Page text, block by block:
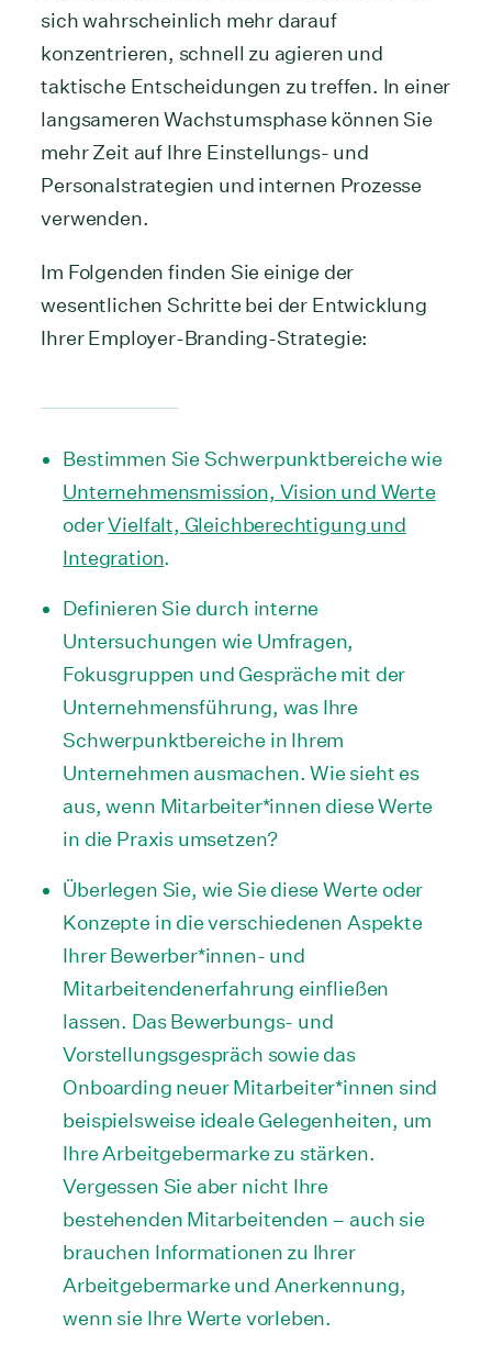
sich wahrscheinlich mehr darauf
konzentrieren, schnell zu agieren und
taktische Entscheidungen zu treffen. In einer
langsameren Wachstumsphase können Sie
mehr Zeit auf Ihre Einstellungs- und
Personalstrategien und internen Prozesse
verwenden.
Im Folgenden finden Sie einige der
wesentlichen Schritte bei der Entwicklung
Ihrer Employer-Branding-Strategie:
Bestimmen Sie Schwerpunktbereiche wie
Unternehmensmission, Vision und Werte
oderVielfalt, Gleichberechtigung und
Integration.
Definieren Sie durch interne
Untersuchungen wie Umfragen,
Fokusgruppen und Gespräche mit der
Unternehmensführung, was Ihre
Schwerpunktbereiche in Ihrem
Unternehmen ausmachen. Wie sieht es
aus, wenn Mitarbeiter*innen diese Werte
in die Praxis umsetzen?
Überlegen Sie, wie Sie diese Werte oder
Konzepte in die verschiedenen Aspekte
Ihrer Bewerber*innen- und
Mitarbeitendenerfahrung einfließen
lassen. Das Bewerbungs- und
Vorstellungsgespräch sowie das
Onboarding neuer Mitarbeiter*innen sind
beispielsweise ideale Gelegenheiten, um
Ihre Arbeitgebermarke zu stärken.
Vergessen Sie aber nicht Ihre
bestehenden Mitarbeitenden – auch sie
brauchen Informationen zu Ihrer
Arbeitgebermarke und Anerkennung,
wenn sie Ihre Werte vorleben.